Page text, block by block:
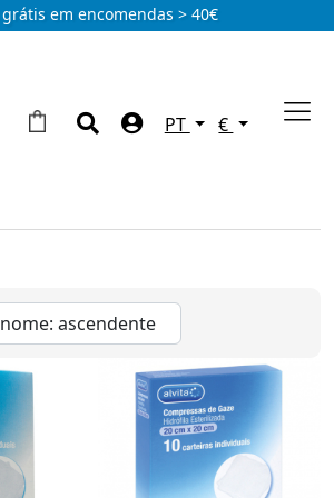
grátis em encomendas > 40€
PT €
de feridas
(1)